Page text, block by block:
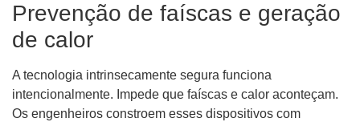
Prevenção de faíscas e geração
de calor
A tecnologia intrinsecamente segura funciona
intencionalmente. Impede que faíscas e calor aconteçam.
Os engenheiros constroem esses dispositivos com